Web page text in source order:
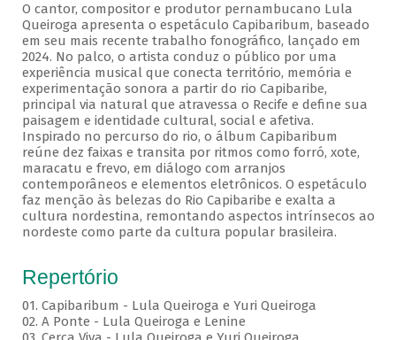
O cantor, compositor e produtor pernambucano Lula
Queiroga apresenta o espetáculo Capibaribum, baseado
em seu mais recente trabalho fonográfico, lançado em
2024. No palco, o artista conduz o público por uma
experiência musical que conecta território, memória e
experimentação sonora a partir do rio Capibaribe,
principal via natural que atravessa o Recife e define sua
paisagem e identidade cultural, social e afetiva.
Inspirado no percurso do rio, o álbum Capibaribum
reúne dez faixas e transita por ritmos como forró, xote,
maracatu e frevo, em diálogo com arranjos
contemporâneos e elementos eletrônicos. O espetáculo
faz menção às belezas do Rio Capibaribe e exalta a
cultura nordestina, remontando aspectos intrínsecos ao
nordeste como parte da cultura popular brasileira.
Repertório
01. Capibaribum - Lula Queiroga e Yuri Queiroga
02. A Ponte - Lula Queiroga e Lenine